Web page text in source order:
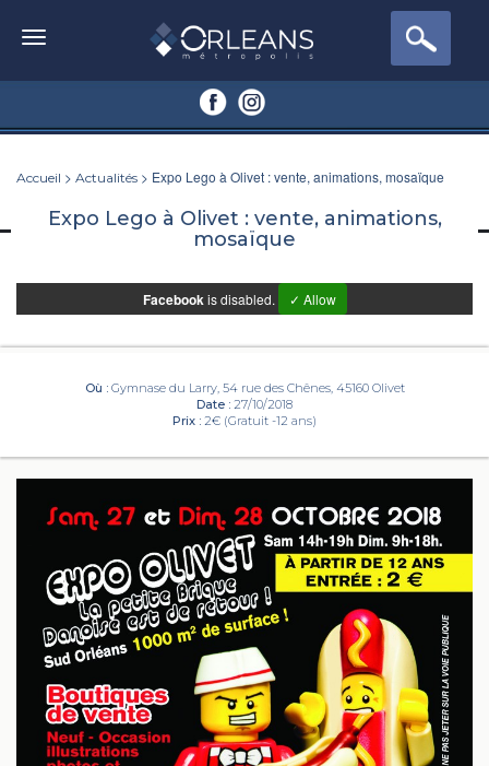
Accueil > Actualités > Expo Lego à Olivet : vente, animations, mosaïque
Expo Lego à Olivet : vente, animations,
mosaïque
Facebook is disabled. ✓ Allow
Où :Gymnase du Larry, 54 rue des Chênes, 45160 Olivet
Date : 27/10/2018
Prix : 2€ (Gratuit -12 ans)